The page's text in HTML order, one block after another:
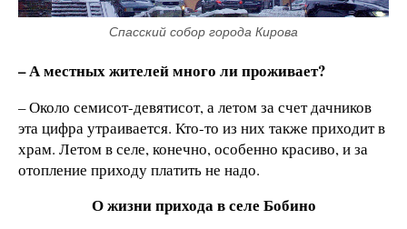
Спасский собор города Кирова
– А местных жителей много ли проживает?
– Около семисот-девятисот, а летом за счет дачников
эта цифра утраивается. Кто-то из них также приходит в
храм. Летом в селе, конечно, особенно красиво, и за
отопление приходу платить не надо.
О жизни прихода в селе Бобино